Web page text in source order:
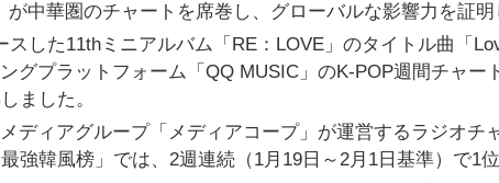
中華圏のチャートを席巻し、グローバルな影響力を証明
スした11thミニアルバム「RE：LOVE」のタイトル曲「
グプラットフォーム「QQ MUSIC」のK-POP週間チャー
ました。
ディアグループ「メディアコープ」が運営するラジオチ
強韓風榜」では、2週連続（1月19日～2月1日基準）で1位